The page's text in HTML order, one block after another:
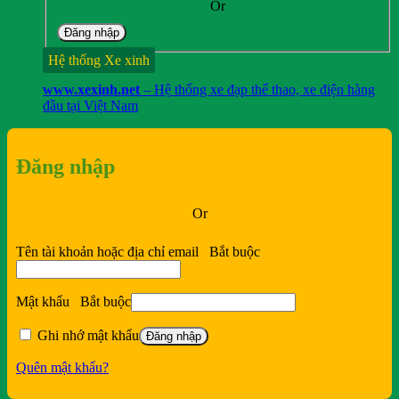
Or
Đăng nhập
Hệ thống Xe xinh
www.xexinh.net – Hệ thống xe đạp thể thao, xe điện hàng
đầu tại Việt Nam
Đăng nhập
Or
Tên tài khoản hoặc địa chỉ email Bắt buộc
Mật khẩu Bắt buộc
Ghi nhớ mật khẩu Đăng nhập
Quên mật khẩu?